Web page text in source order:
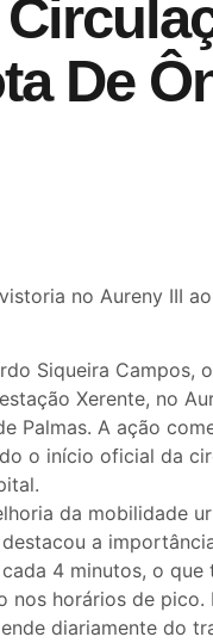
De
no Aureny III
Siqueira Campos,
Xerente, no
Palmas. A ação
o início oficial da
da mobilidade
a
4 minutos, o
nos horários de pico.
diariamente do